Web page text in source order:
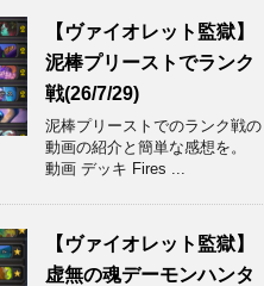
【ヴァイオレット監獄】
泥棒プリーストでランク
戦(26/7/29)
泥棒プリーストでのランク戦の
動画の紹介と簡単な感想を。
動画 デッキ Fires ...
【ヴァイオレット監獄】
虚無の魂デーモンハンタ